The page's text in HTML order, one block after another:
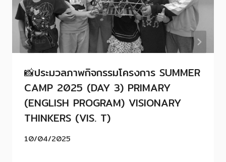
📸ประมวลภาพกิจกรรมโครงการ SUMMER
CAMP 2025 (DAY 3) PRIMARY
(ENGLISH PROGRAM) VISIONARY
THINKERS (VIS. T)
10/04/2025